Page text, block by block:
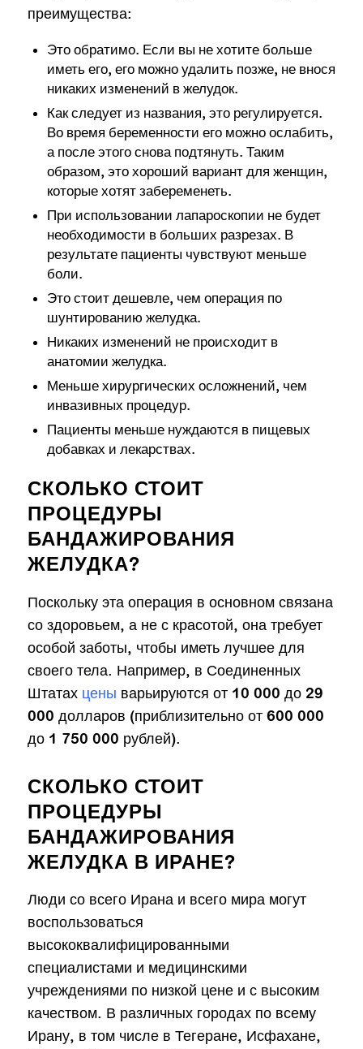
преимущества:
Это обратимо. Если вы не хотите больше
иметь его, его можно удалить позже, не внося
никаких изменений в желудок.
Как следует из названия, это регулируется.
Во время беременности его можно ослабить,
а после этого снова подтянуть. Таким
образом, это хороший вариант для женщин,
которые хотят забеременеть.
При использовании лапароскопии не будет
необходимости в больших разрезах. В
результате пациенты чувствуют меньше
боли.
Это стоит дешевле, чем операция по
шунтированию желудка.
Никаких изменений не происходит в
анатомии желудка.
Меньше хирургических осложнений, чем
инвазивных процедур.
Пациенты меньше нуждаются в пищевых
добавках и лекарствах.
СКОЛЬКО СТОИТ
ПРОЦЕДУРЫ
БАНДАЖИРОВАНИЯ
ЖЕЛУДКА?
Поскольку эта операция в основном связана
со здоровьем, а не с красотой, она требует
особой заботы, чтобы иметь лучшее для
своего тела. Например, в Соединенных
Штатах цены варьируются от 10 000 до 29
000 долларов (приблизительно от 600 000
до 1 750 000 рублей).
СКОЛЬКО СТОИТ
ПРОЦЕДУРЫ
БАНДАЖИРОВАНИЯ
ЖЕЛУДКА В ИРАНЕ?
Люди со всего Ирана и всего мира могут
воспользоваться
высококвалифицированными
специалистами и медицинскими
учреждениями по низкой цене и с высоким
качеством. В различных городах по всему
Ирану, в том числе в Тегеране, Исфахане,